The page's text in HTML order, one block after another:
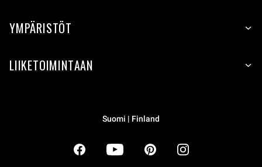
YMPÄRISTÖT
LIIKETOIMINTAAN
Suomi | Finland